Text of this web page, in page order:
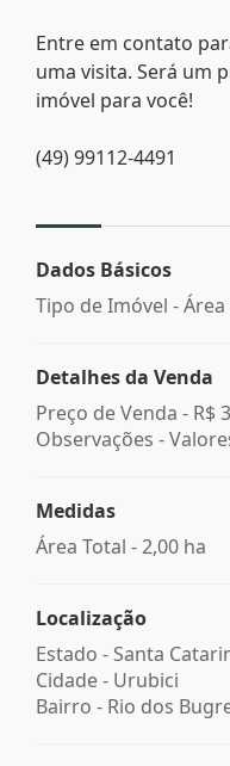
Entre em contato
uma visita. Será um
imóvel para você!
(49) 99112-4491
Dados Básicos
Tipo de Imóvel - Área
Detalhes da Venda
Preço de Venda - R$
Observações -
Medidas
Área Total - 2,00 ha
Localização
Estado - Santa
Cidade - Urubici
Bairro - Rio dos